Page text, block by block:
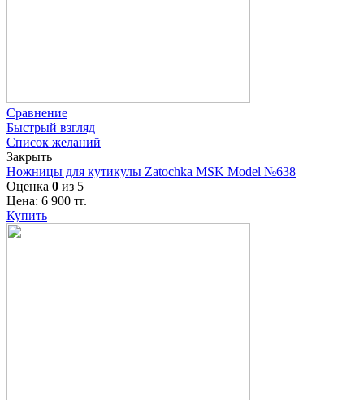
Сравнение
Быстрый взгляд
Список желаний
Закрыть
Ножницы для кутикулы Zatochka MSK Model №638
Оценка 0 из 5
Цена: 6 900 тг.
Купить